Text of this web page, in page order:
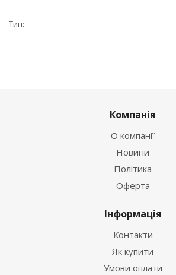
Тип
Компанія
О компанії
Новини
Політика
Оферта
Інформація
Контакти
Як купити
Умови оплати